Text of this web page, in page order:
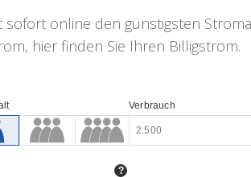
sofort online den günstigsten
hier finden Sie Ihren Billigstrom.